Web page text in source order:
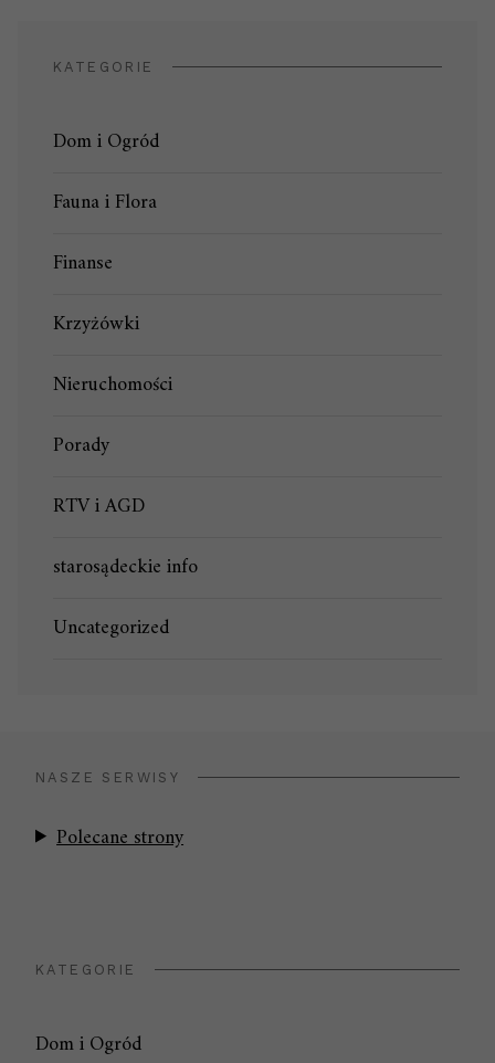
KATEGORIE
Dom i Ogród
Fauna i Flora
Finanse
Krzyżówki
Nieruchomości
Porady
RTV i AGD
starosądeckie info
Uncategorized
NASZE SERWISY
Polecane strony
KATEGORIE
Dom i Ogród